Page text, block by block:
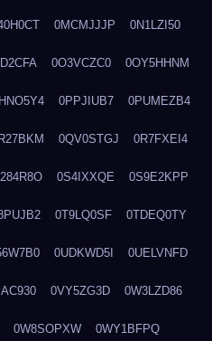
0MCMJJJP 0N1LZI50
0O3VCZC0 0OY5HHNM
0PPJIUB7 0PUMEZB4
0QV0STGJ 0R7FXEI4
0S4IXXQE 0S9E2KPP
0T9LQ0SF 0TDEQ0TY
0UDKWD5I 0UELVNFD
0VY5ZG3D 0W3LZD86
0W8SOPXW 0WY1BFPQ